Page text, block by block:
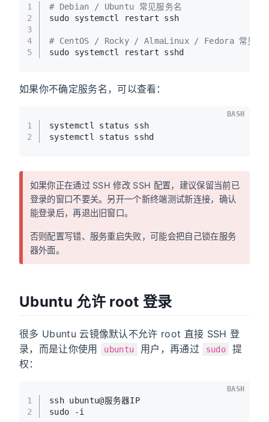
1
2
3
4
5
# Debian / Ubuntu 常见服务名
sudo systemctl restart ssh
# CentOS / Rocky / AlmaLinux / Fedora 常见服
sudo systemctl restart sshd
如果你不确定服务名，可以查看：
1
2
systemctl status ssh
systemctl status sshd
BASH
如果你正在通过 SSH 修改 SSH 配置，建议保留当前已
登录的窗口不要关。另开一个新终端测试新连接，确认
能登录后，再退出旧窗口。
否则配置写错、服务重启失败，可能会把自己锁在服务
器外面。
Ubuntu 允许 root 登录
很多 Ubuntu 云镜像默认不允许 root 直接 SSH 登
录，而是让你使用
ubuntu 用户，再通过 sudo
提
权：
1
2
ssh ubuntu@服务器IP
sudo -i
BASH